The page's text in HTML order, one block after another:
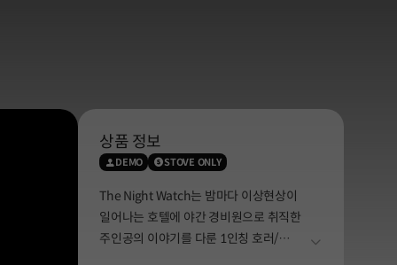
상품 정보
DEMO STOVE ONLY
The Night Watch는 밤마다 이상현상이
일어나는 호텔에 야간 경비원으로 취직한
주인공의 이야기를 다룬 1인칭 호러/
더보기